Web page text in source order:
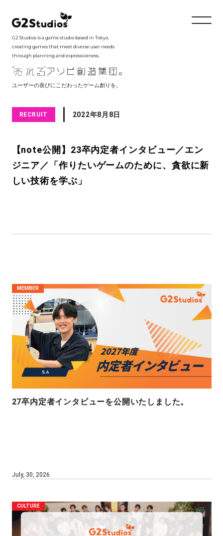
G2 Studios is a game studio based in Tokyo,
creating games that meet diverse user needs
through planning and expressiveness.
ユーザーの喜びにこだわったゲーム創りを。
RECRUIT 2022年8月8日
【note公開】23卒内定者インタビュー／エン
ジニア／「作りたいゲームのために、貪欲に新
しい技術を学ぶ」
MEMBER
27卒内定者インタビューを公開いたしました。
July, 30, 2026
CULTURE